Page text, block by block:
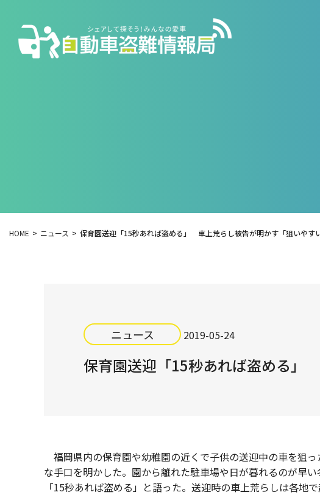
HOME ニュース 保育園送迎「15秒あれば盗める」 車上荒らし被告が明かす「狙いや
ニュース 2019-05-24
保育園送迎「15秒あれば盗める
福岡県内の保育園や幼稚園の近くで子供の送迎中の車を狙
な手口を明かした。園から離れた駐車場や日が暮れるのが早
「15秒あれば盗める」と語った。送迎時の車上荒らしは各